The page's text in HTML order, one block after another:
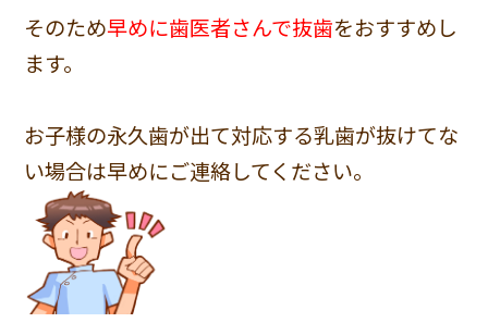
そのため早めに歯医者さんで抜歯をおすすめし
ます。
お子様の永久歯が出て対応する乳歯が抜けてな
い場合は早めにご連絡してください。